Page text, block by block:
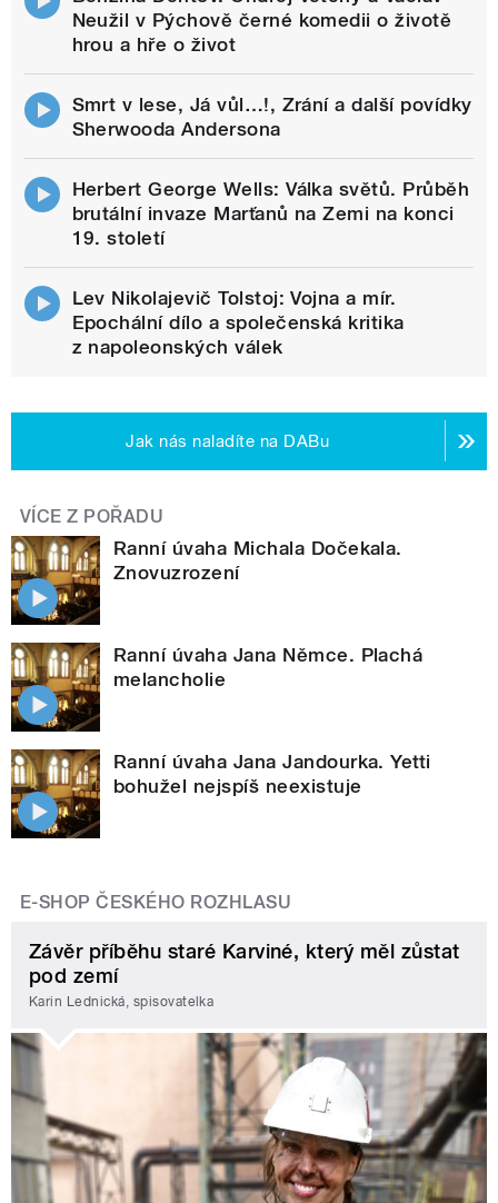
Neužil v Pýchově černé komedii o životě
hrou a hře o život
Smrt v lese, Já vůl…!, Zrání a další povídky
Sherwooda Andersona
Herbert George Wells: Válka světů. Průběh
brutální invaze Marťanů na Zemi na konci
19. století
Lev Nikolajevič Tolstoj: Vojna a mír.
Epochální dílo a společenská kritika
z napoleonských válek
Jak nás naladíte na DABu
VÍCE Z POŘADU
Ranní úvaha Michala Dočekala.
Znovuzrození
Ranní úvaha Jana Němce. Plachá
melancholie
Ranní úvaha Jana Jandourka. Yetti
bohužel nejspíš neexistuje
E-SHOP ČESKÉHO ROZHLASU
Závěr příběhu staré Karviné, který měl zůstat
pod zemí
Karin Lednická, spisovatelka